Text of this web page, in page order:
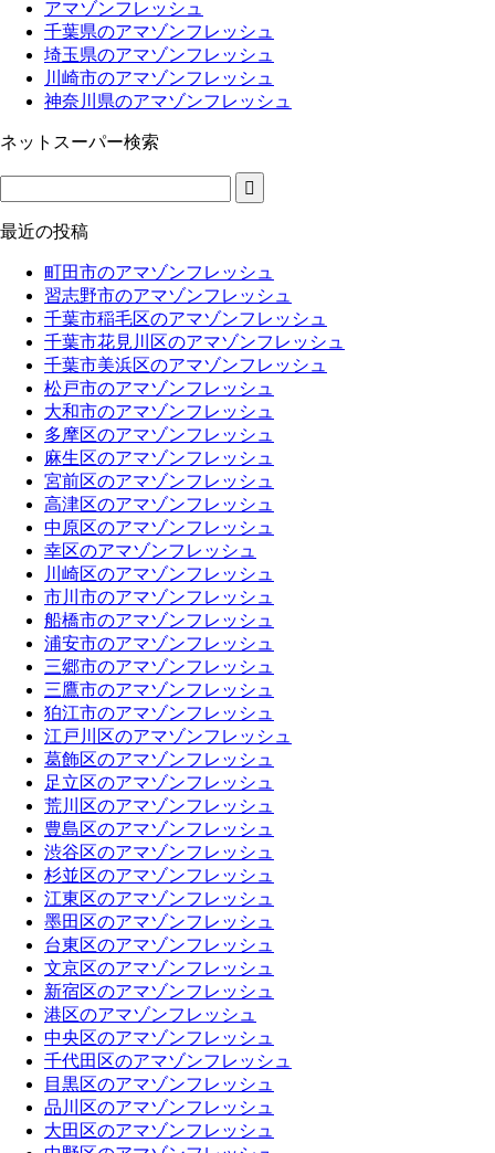
アマゾンフレッシュ
千葉県のアマゾンフレッシュ
埼玉県のアマゾンフレッシュ
川崎市のアマゾンフレッシュ
神奈川県のアマゾンフレッシュ
ネットスーパー検索
最近の投稿
町田市のアマゾンフレッシュ
習志野市のアマゾンフレッシュ
千葉市稲毛区のアマゾンフレッシュ
千葉市花見川区のアマゾンフレッシュ
千葉市美浜区のアマゾンフレッシュ
松戸市のアマゾンフレッシュ
大和市のアマゾンフレッシュ
多摩区のアマゾンフレッシュ
麻生区のアマゾンフレッシュ
宮前区のアマゾンフレッシュ
高津区のアマゾンフレッシュ
中原区のアマゾンフレッシュ
幸区のアマゾンフレッシュ
川崎区のアマゾンフレッシュ
市川市のアマゾンフレッシュ
船橋市のアマゾンフレッシュ
浦安市のアマゾンフレッシュ
三郷市のアマゾンフレッシュ
三鷹市のアマゾンフレッシュ
狛江市のアマゾンフレッシュ
江戸川区のアマゾンフレッシュ
葛飾区のアマゾンフレッシュ
足立区のアマゾンフレッシュ
荒川区のアマゾンフレッシュ
豊島区のアマゾンフレッシュ
渋谷区のアマゾンフレッシュ
杉並区のアマゾンフレッシュ
江東区のアマゾンフレッシュ
墨田区のアマゾンフレッシュ
台東区のアマゾンフレッシュ
文京区のアマゾンフレッシュ
新宿区のアマゾンフレッシュ
港区のアマゾンフレッシュ
中央区のアマゾンフレッシュ
千代田区のアマゾンフレッシュ
目黒区のアマゾンフレッシュ
品川区のアマゾンフレッシュ
大田区のアマゾンフレッシュ